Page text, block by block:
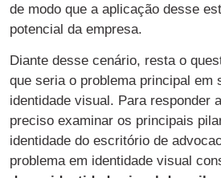
de modo que a aplicação desse
potencial da empresa.
Diante desse cenário, resta o
que seria o problema principal em
identidade visual. Para responder
preciso examinar os principais
identidade do escritório de
problema em identidade visual